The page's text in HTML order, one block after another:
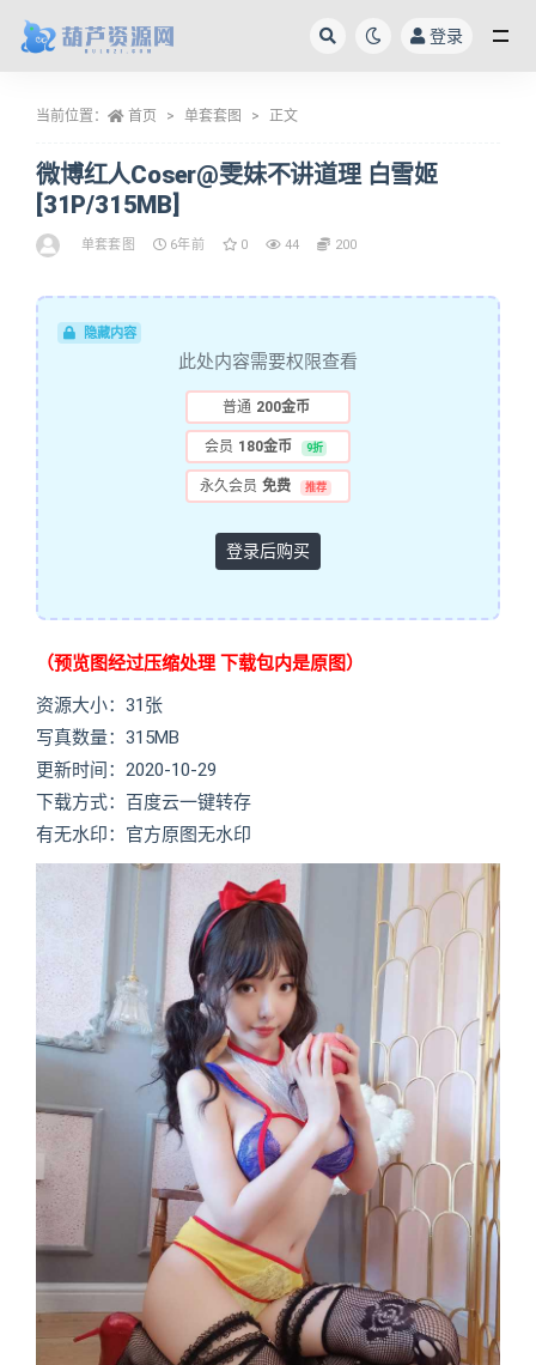
登录
当前位置： 首页 单套套图 正文
微博红人Coser@雯妹不讲道理 白雪姬
[31P/315MB]
单套套图 6年前 0 44 200
隐藏内容
此处内容需要权限查看
普通 200金币
会员 180金币 9折
永久会员 免费 推荐
登录后购买
（预览图经过压缩处理 下载包内是原图）
资源大小：31张
写真数量：315MB
更新时间：2020-10-29
下载方式：百度云一键转存
有无水印：官方原图无水印